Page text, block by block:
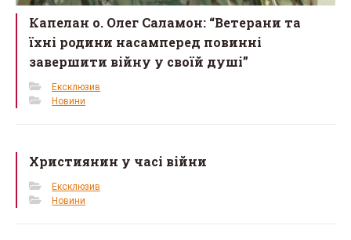
Капелан о. Олег Саламон: “Ветерани та
їхні родини насамперед повинні
завершити війну у своїй душі”
Ексклюзив
Новини
Християнин у часі війни
Ексклюзив
Новини